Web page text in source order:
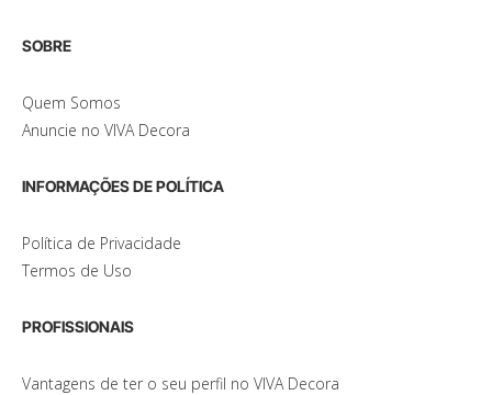
SOBRE
Quem Somos
Anuncie no VIVA Decora
INFORMAÇÕES DE POLÍTICA
Política de Privacidade
Termos de Uso
PROFISSIONAIS
Vantagens de ter o seu perfil no VIVA Decora